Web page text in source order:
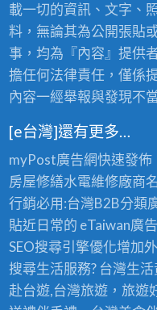
載一切的資訊、文字、
料，無論其為公開張貼
事，均為『內容』提供
擔任何法律責任，僅係
內容一經舉報與發現不
[e台灣]還有更多…
myPost廣告網快速發佈
房屋修繕水電維修廠商
行銷必用:台灣B2B分類
貼近日常的 eTaiwan廣
SEO搜尋引擎優化增加
搜尋生活服務? 台灣生
赴台遊,台灣旅遊，旅遊